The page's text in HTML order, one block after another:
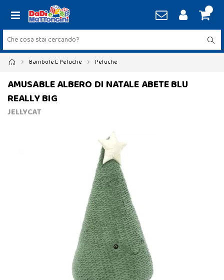
Bambole E Peluche Peluche
AMUSABLE ALBERO DI NATALE ABETE BLU
REALLY BIG
JELLYCAT